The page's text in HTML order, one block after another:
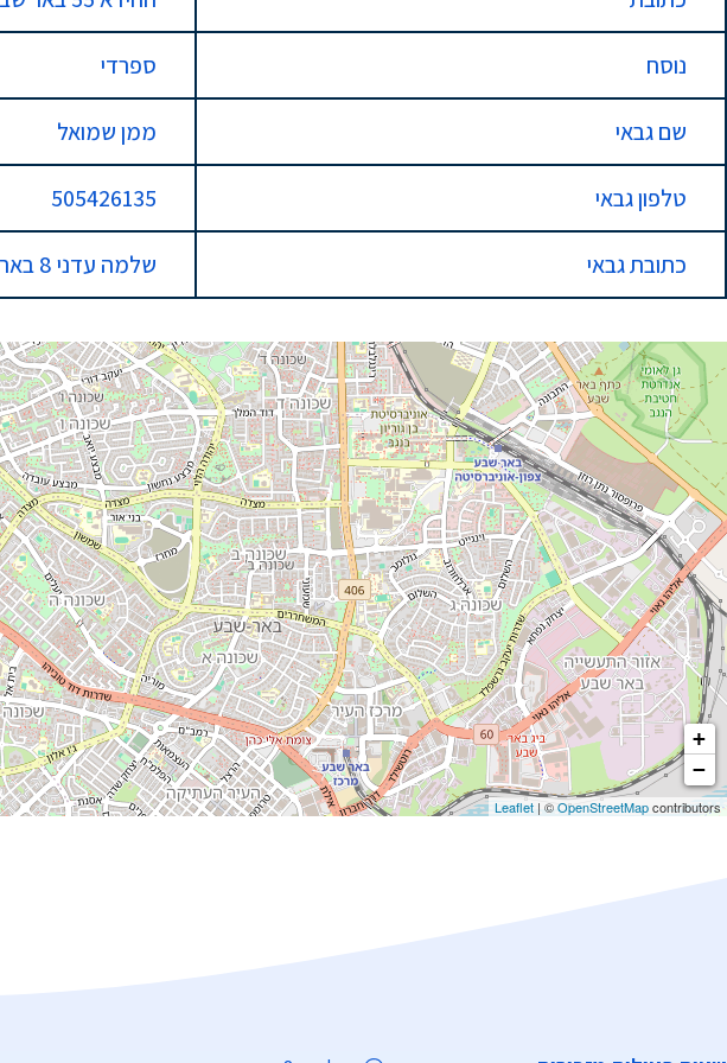
נוסח ספרדי
שם גבאי ממן שמואל
טלפון גבאי 505426135
כתובת גבאי שלמה עדני 8 באר שבע
+
−
Leaflet | ©OpenStreetMapcontributors